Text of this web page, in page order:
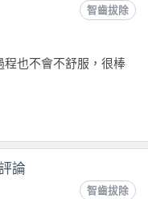
智齒拔除
也不會不舒服，很棒
論
智齒拔除